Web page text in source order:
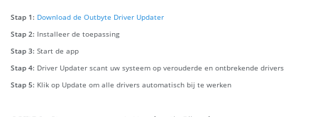
Stap 1: Download de Outbyte Driver Updater
Stap 2: Installeer de toepassing
Stap 3: Start de app
Stap 4: Driver Updater scant uw systeem op verouderde en ontbrekende drivers
Stap 5: Klik op Update om alle drivers automatisch bij te werken